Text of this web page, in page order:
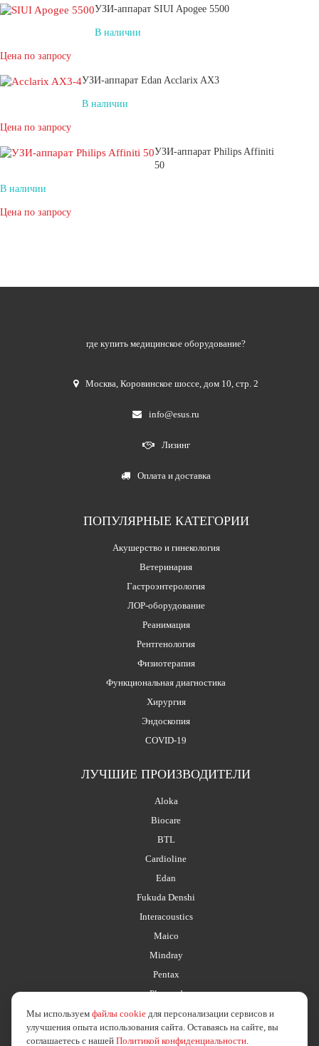
УЗИ-аппарат SIUI Apogee 5500
В наличии
Цена по запросу
УЗИ-аппарат Edan Acclarix AX3
В наличии
Цена по запросу
УЗИ-аппарат Philips Affiniti
50
В наличии
Цена по запросу
где купить медицинское оборудование?
Москва,Коровинское шоссе, дом 10, стр. 2
info@esus.ru
Лизинг
Оплата и доставка
ПОПУЛЯРНЫЕ КАТЕГОРИИ
Акушерство и гинекология
Ветеринария
Гастроэнтерология
ЛОР-оборудование
Реанимация
Рентгенология
Физиотерапия
Функциональная диагностика
Хирургия
Эндоскопия
COVID-19
ЛУЧШИЕ ПРОИЗВОДИТЕЛИ
Aloka
Biocare
BTL
Cardioline
Edan
Fukuda Denshi
Interacoustics
Maico
Mindray
Pentax
Planmed
Мы используем файлы cookie для персонализации сервисов и
улучшения опыта использования сайта. Оставаясь на сайте, вы
соглашаетесь с нашей Политикой конфиденциальности.